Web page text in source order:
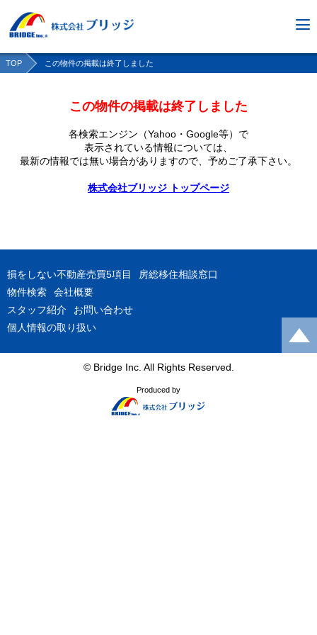
TOP この物件の掲載は終了しました
この物件の掲載は終了しました
各検索エンジン（Yahoo・Google等）で
表示されている情報については、
最新の情報では無い場合がありますので、 予めご了承下さい。
株式会社ブリッジ トップページ
損をしない不動産売買5項目
房総移住相談窓口
物件検索
会社概要
スタッフ紹介
お問い合わせ
個人情報の取り扱い
© Bridge Inc. All Rights Reserved.
Produced by